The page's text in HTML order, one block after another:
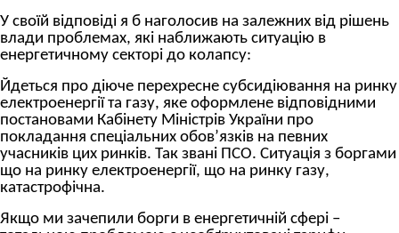
У своїй відповіді я б наголосив на залежних від рішень
влади проблемах, які наближають ситуацію в
енергетичному секторі до колапсу:
Йдеться про діюче перехресне субсидіювання на ринку
електроенергії та газу, яке оформлене відповідними
постановами Кабінету Міністрів України про
покладання спеціальних обов’язків на певних
учасників цих ринків. Так звані ПСО. Ситуація з боргами
що на ринку електроенергії, що на ринку газу,
катастрофічна.
Якщо ми зачепили борги в енергетичній сфері –